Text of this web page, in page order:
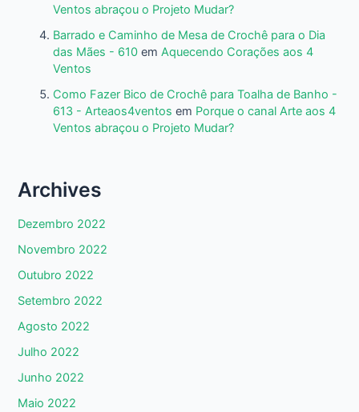
Ventos abraçou o Projeto Mudar?
Barrado e Caminho de Mesa de Crochê para o Dia
das Mães - 610 emAquecendo Corações aos 4
Ventos
Como Fazer Bico de Crochê para Toalha de Banho -
613 - Arteaos4ventos em Porque o canal Arte aos 4
Ventos abraçou o Projeto Mudar?
Archives
Dezembro 2022
Novembro 2022
Outubro 2022
Setembro 2022
Agosto 2022
Julho 2022
Junho 2022
Maio 2022